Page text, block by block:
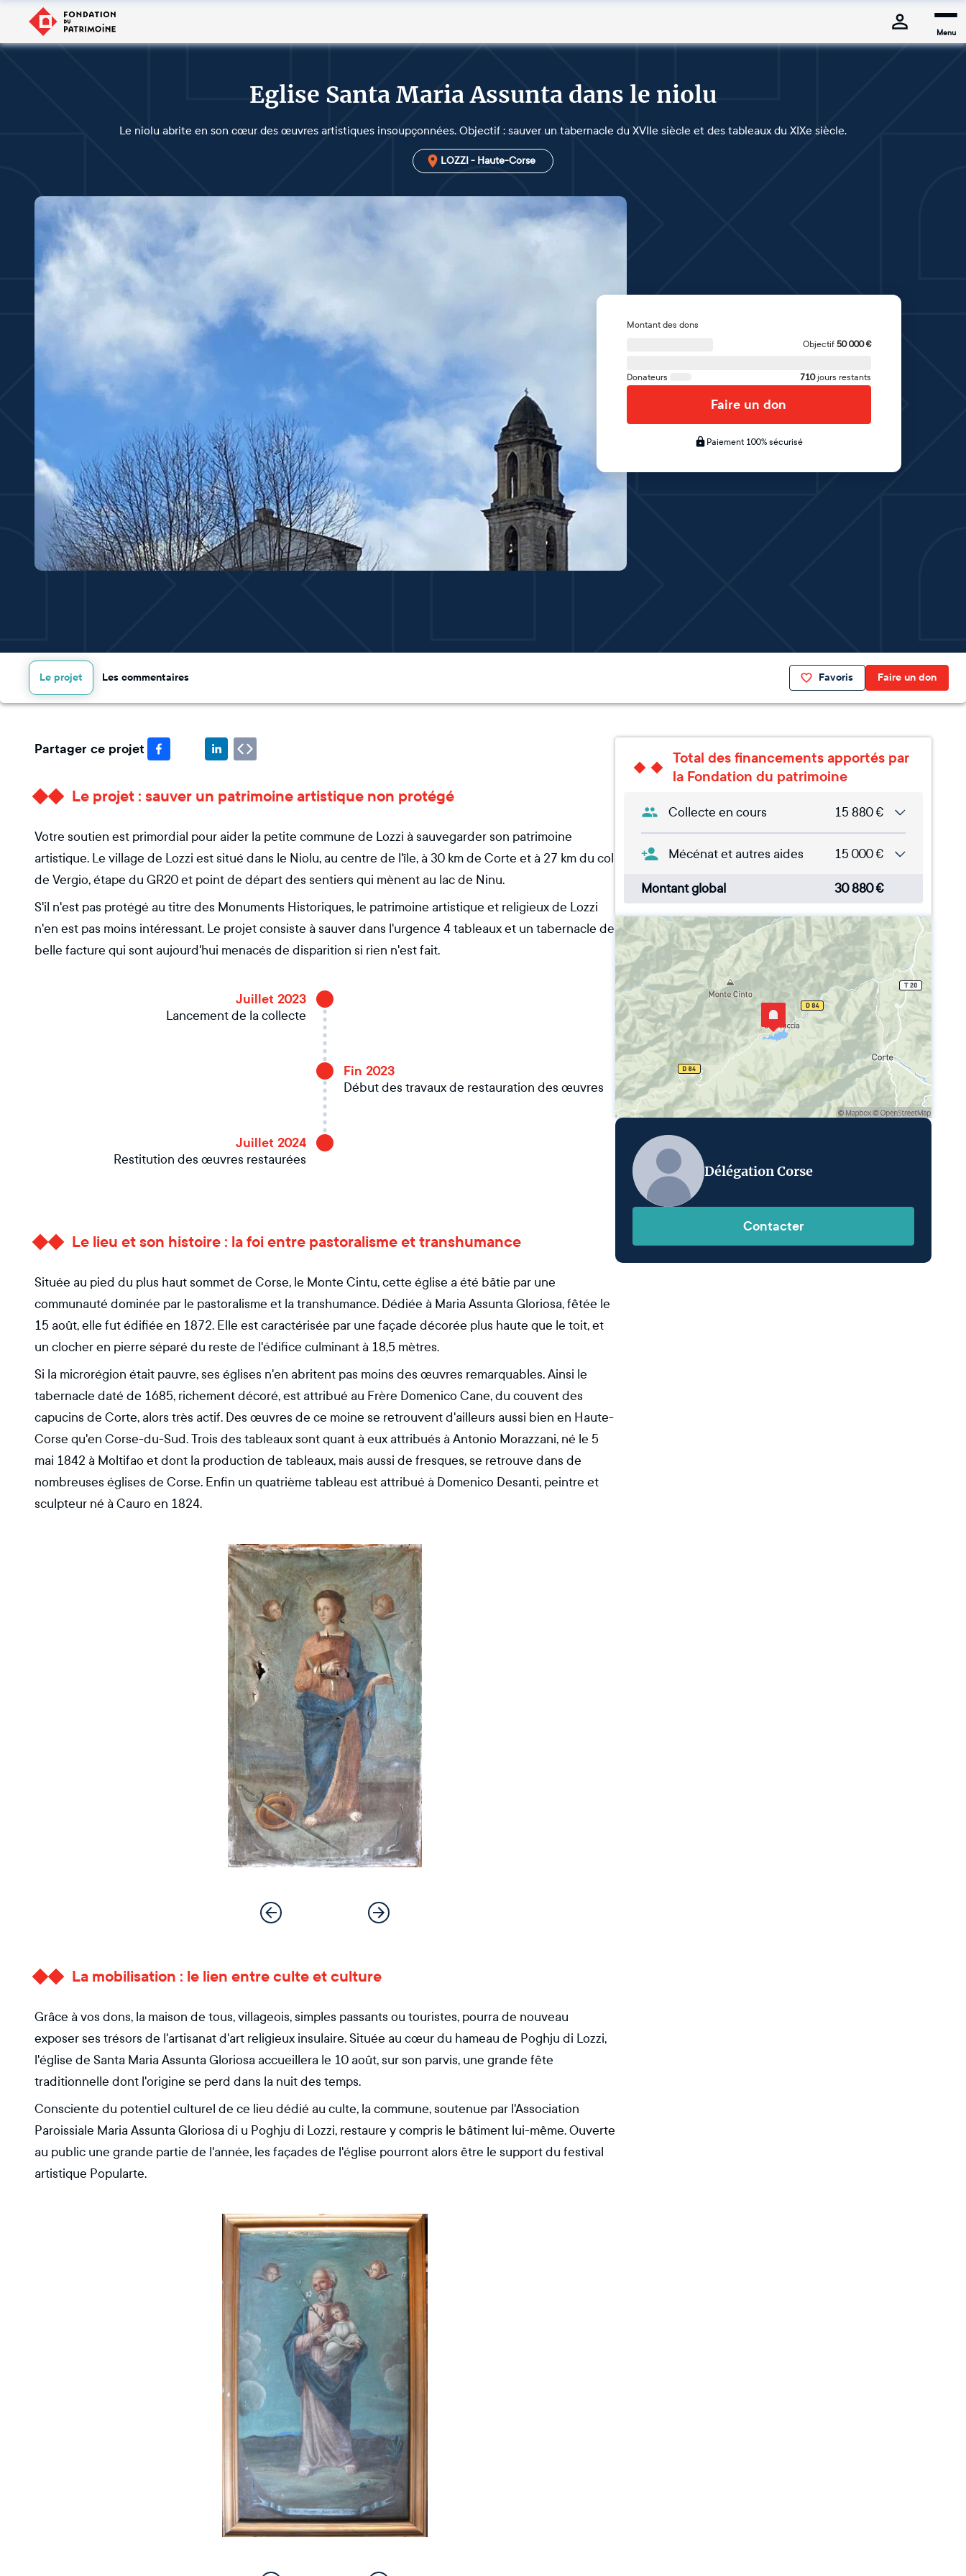
Menu
Eglise Santa Maria Assunta dans le niolu
Le niolu abrite en son cœur des œuvres artistiques insoupçonnées. Objectif : sauver un tabernacle du XVIIe siècle et des tableaux du XIXe siècle.
LOZZI - Haute-Corse
Montant des dons
Objectif 50 000€
Donateurs 710 jours restants
Faire un don
Paiement 100% sécurisé
Favoris Faire un don
Le projet Les commentaires
Partager ce projet
Le projet : sauver un patrimoine artistique non protégé
Votre soutien est primordial pour aider la petite commune de Lozzi à sauvegarder son patrimoine
artistique. Le village de Lozzi est situé dans le Niolu, au centre de l'île, à 30 km de Corte et à 27 km du col
de Vergio, étape du GR20 et point de départ des sentiers qui mènent au lac de Ninu.
S'il n'est pas protégé au titre des Monuments Historiques, le patrimoine artistique et religieux de Lozzi
n'en est pas moins intéressant. Le projet consiste à sauver dans l'urgence 4 tableaux et un tabernacle de
belle facture qui sont aujourd'hui menacés de disparition si rien n'est fait.
Juillet 2023
Lancement de la collecte
Fin 2023
Début des travaux de restauration des œuvres
Juillet 2024
Restitution des œuvres restaurées
Le lieu et son histoire : la foi entre pastoralisme et transhumance
Située au pied du plus haut sommet de Corse, le Monte Cintu, cette église a été bâtie par une
communauté dominée par le pastoralisme et la transhumance. Dédiée à Maria Assunta Gloriosa, fêtée le
15 août, elle fut édifiée en 1872. Elle est caractérisée par une façade décorée plus haute que le toit, et
un clocher en pierre séparé du reste de l'édifice culminant à 18,5 mètres.
Si la microrégion était pauvre, ses églises n'en abritent pas moins des œuvres remarquables. Ainsi le
tabernacle daté de 1685, richement décoré, est attribué au Frère Domenico Cane, du couvent des
capucins de Corte, alors très actif. Des œuvres de ce moine se retrouvent d'ailleurs aussi bien en Haute-
Corse qu'en Corse-du-Sud. Trois des tableaux sont quant à eux attribués à Antonio Morazzani, né le 5
mai 1842 à Moltifao et dont la production de tableaux, mais aussi de fresques, se retrouve dans de
nombreuses églises de Corse. Enfin un quatrième tableau est attribué à Domenico Desanti, peintre et
sculpteur né à Cauro en 1824.
La mobilisation : le lien entre culte et culture
Grâce à vos dons, la maison de tous, villageois, simples passants ou touristes, pourra de nouveau
exposer ses trésors de l'artisanat d'art religieux insulaire. Située au cœur du hameau de Poghju di Lozzi,
l'église de Santa Maria Assunta Gloriosa accueillera le 10 août, sur son parvis, une grande fête
traditionnelle dont l'origine se perd dans la nuit des temps.
Consciente du potentiel culturel de ce lieu dédié au culte, la commune, soutenue par l'Association
Paroissiale Maria Assunta Gloriosa di u Poghju di Lozzi, restaure y compris le bâtiment lui-même. Ouverte
au public une grande partie de l'année, les façades de l'église pourront alors être le support du festival
artistique Popularte.
Total des financements apportés par
la Fondation du patrimoine
Collecte en cours 15 880€
Mécénat et autres aides 15 000€
Montant global 30 880€
Délégation Corse
Contacter